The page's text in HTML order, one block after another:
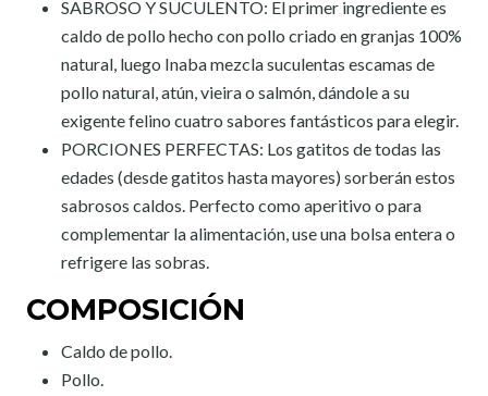
SABROSO Y SUCULENTO: El primer ingrediente es
caldo de pollo hecho con pollo criado en granjas 100%
natural, luego Inaba mezcla suculentas escamas de
pollo natural, atún, vieira o salmón, dándole a su
exigente felino cuatro sabores fantásticos para elegir.
PORCIONES PERFECTAS: Los gatitos de todas las
edades (desde gatitos hasta mayores) sorberán estos
sabrosos caldos. Perfecto como aperitivo o para
complementar la alimentación, use una bolsa entera o
refrigere las sobras.
COMPOSICIÓN
Caldo de pollo.
Pollo.